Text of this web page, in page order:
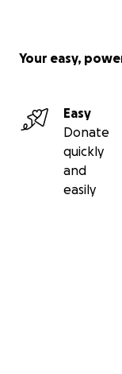
Your easy,
Easy
Donate
quickly
and
easily